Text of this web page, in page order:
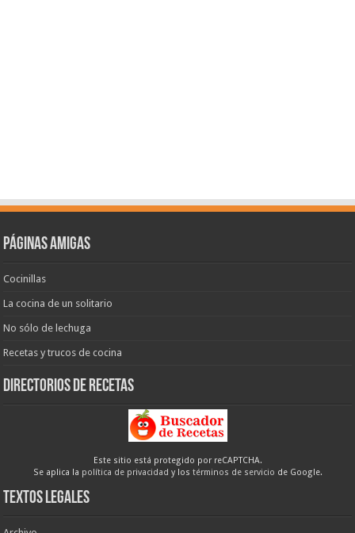
Páginas amigas
Cocinillas
La cocina de un solitario
No sólo de lechuga
Recetas y trucos de cocina
Directorios de recetas
Este sitio está protegido por reCAPTCHA.
Se aplica la política de privacidad y los términos de servicio de Google.
Textos legales